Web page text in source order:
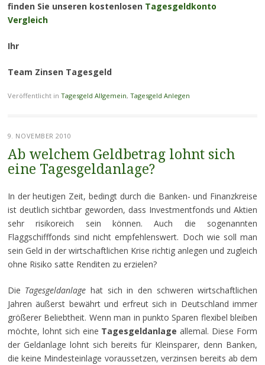
finden Sie unseren kostenlosen Tagesgeldkonto
Vergleich
Ihr
Team Zinsen Tagesgeld
Veröffentlicht in Tagesgeld Allgemein, Tagesgeld Anlegen
9. NOVEMBER 2010
Ab welchem Geldbetrag lohnt sich
eine Tagesgeldanlage?
In der heutigen Zeit, bedingt durch die Banken- und Finanzkreise
ist deutlich sichtbar geworden, dass Investmentfonds und Aktien
sehr risikoreich sein können. Auch die sogenannten
Flaggschifffonds sind nicht empfehlenswert. Doch wie soll man
sein Geld in der wirtschaftlichen Krise richtig anlegen und zugleich
ohne Risiko satte Renditen zu erzielen?
Die Tagesgeldanlage hat sich in den schweren wirtschaftlichen
Jahren äußerst bewährt und erfreut sich in Deutschland immer
größerer Beliebtheit. Wenn man in punkto Sparen flexibel bleiben
möchte, lohnt sich eine Tagesgeldanlage allemal. Diese Form
der Geldanlage lohnt sich bereits für Kleinsparer, denn Banken,
die keine Mindesteinlage voraussetzen, verzinsen bereits ab dem